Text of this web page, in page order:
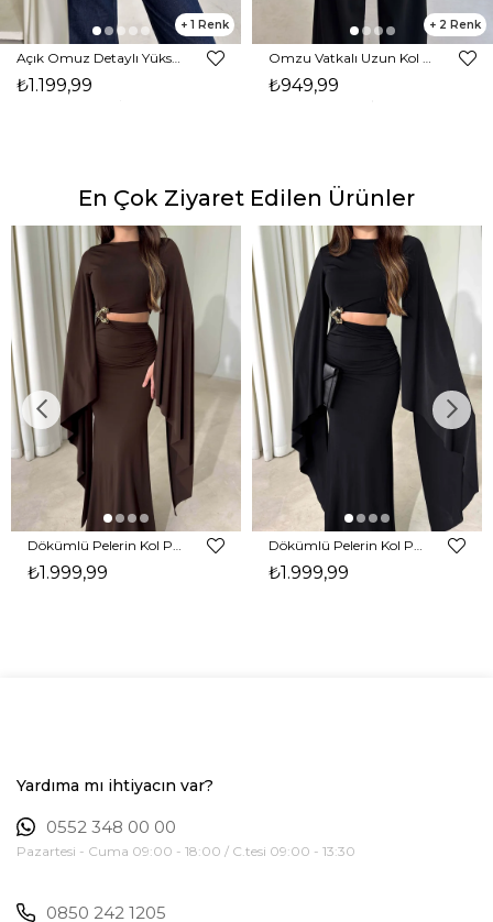
1
₺1.199,99
2
₺949,99
En Çok Ziyaret Edilen Ürünler
₺1.999,99 ₺1.999,99
Yardıma mı ihtiyacın var?
0552 348 00 00
Pazartesi - Cuma 09:00 - 18:00 / C.tesi 09:00 - 13:30
0850 242 1205